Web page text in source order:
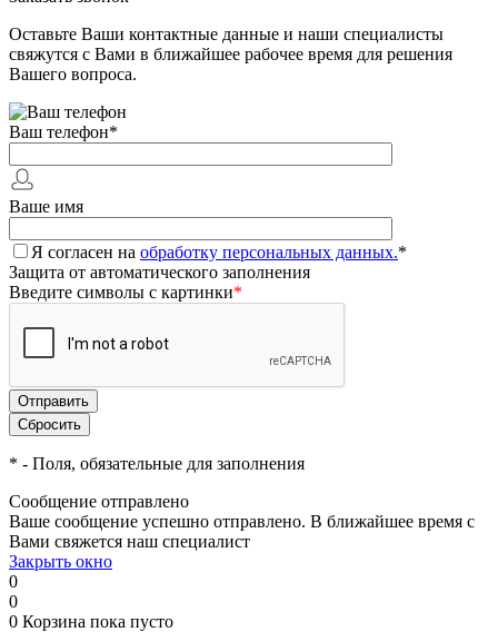
Оставьте Ваши контактные данные и наши специалисты
свяжутся с Вами в ближайшее рабочее время для решения
Вашего вопроса.
Ваш телефон*
Ваше имя
Я согласен на обработку персональных данных.*
Защита от автоматического заполнения
Введите символы с картинки*
* - Поля, обязательные для заполнения
Сообщение отправлено
Ваше сообщение успешно отправлено. В ближайшее время с
Вами свяжется наш специалист
Закрыть окно
0
0
0 Корзина пока пусто